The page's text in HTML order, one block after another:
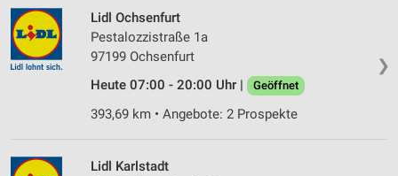
❯
Lidl Ochsenfurt
Pestalozzistraße 1a
97199 Ochsenfurt
Heute 07:00 - 20:00 Uhr |
Geöffnet
393,69 km • Angebote: 2 Prospekte
Lidl Karlstadt
Messung der Performance von Inhalten
Analyse von Zielgruppen durch Statistiken oder
Kombinationen von Daten aus verschiedenen
Quellen
Entwicklung und Verbesserung der Angebote
Inhalten